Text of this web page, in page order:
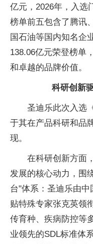
亿元，2026年，入选
榜单前五包含了腾讯
国石油等国内知名企
138.06亿元荣登榜单
和卓越的品牌价值。
科研创新
圣迪乐此次入选
于其在产品科研和品
现。
在科研创新方面
发展的核心动力，围
台"体系：圣迪乐由中
贴特殊专家张克英领
传育种、疾病防控等
业领先的SDL标准体